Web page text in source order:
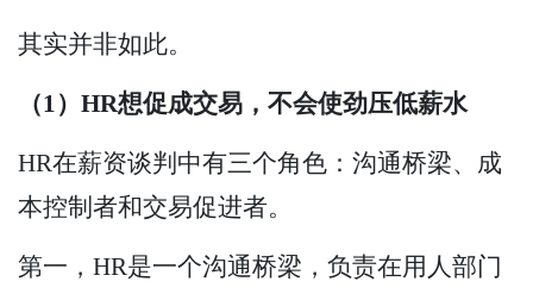
其实并非如此。
（1）HR想促成交易，不会使劲压低薪水
HR在薪资谈判中有三个角色：沟通桥梁、成
本控制者和交易促进者。
第一，HR是一个沟通桥梁，负责在用人部门